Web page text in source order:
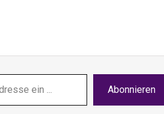
Abonnieren